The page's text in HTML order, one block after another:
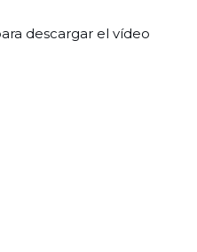
descargar el vídeo